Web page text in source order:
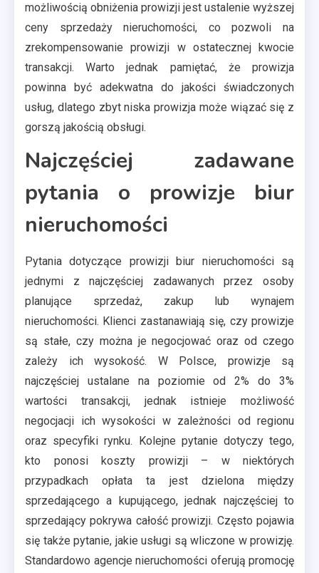
możliwością obniżenia prowizji jest ustalenie wyższej
ceny sprzedaży nieruchomości, co pozwoli na
zrekompensowanie prowizji w ostatecznej kwocie
transakcji. Warto jednak pamiętać, że prowizja
powinna być adekwatna do jakości świadczonych
usług, dlatego zbyt niska prowizja może wiązać się z
gorszą jakością obsługi.
Najczęściej zadawane
pytania o prowizje biur
nieruchomości
Pytania dotyczące prowizji biur nieruchomości są
jednymi z najczęściej zadawanych przez osoby
planujące sprzedaż, zakup lub wynajem
nieruchomości. Klienci zastanawiają się, czy prowizje
są stałe, czy można je negocjować oraz od czego
zależy ich wysokość. W Polsce, prowizje są
najczęściej ustalane na poziomie od 2% do 3%
wartości transakcji, jednak istnieje możliwość
negocjacji ich wysokości w zależności od regionu
oraz specyfiki rynku. Kolejne pytanie dotyczy tego,
kto ponosi koszty prowizji – w niektórych
przypadkach opłata ta jest dzielona między
sprzedającego a kupującego, jednak najczęściej to
sprzedający pokrywa całość prowizji. Często pojawia
się także pytanie, jakie usługi są wliczone w prowizję.
Standardowo agencje nieruchomości oferują promocję